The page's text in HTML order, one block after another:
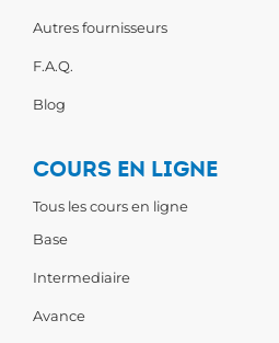
Autres fournisseurs
F.A.Q.
Blog
COURS EN LIGNE
Tous les cours en ligne
Base
Intermediaire
Avance